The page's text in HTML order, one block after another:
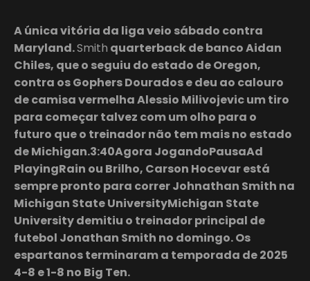
A única vitória da liga veio sábado contra
Maryland.Smith quarterback de banco Aidan
Chiles, que o seguiu do estado de Oregon,
contra os Gophers Dourados e deu ao calouro
de camisa vermelha Alessio Milivojevic um tiro
para começar talvez com um olho para o
futuro que o treinador não tem mais no estado
de Michigan.3:40Agora JogandoPausaAd
PlayingRain ou Brilho, Carson Hocevar está
sempre pronto para correr Johnathan Smith na
Michigan State UniversityMichigan State
University demitiu o treinador principal de
futebol Jonathan Smith no domingo. Os
espartanos terminaram a temporada de 2025
4-8 e 1-8 no Big Ten.